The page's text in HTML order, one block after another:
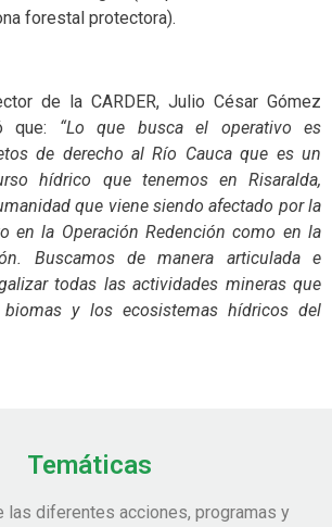
forestal protectora).
de la CARDER, Julio César Gómez
que: “Lo que busca el operativo es
de derecho al Río Cauca que es un
hídrico que tenemos en Risaralda,
que viene siendo afectado por la
en la Operación Redención como en la
Buscamos de manera articulada e
todas las actividades mineras que
y los ecosistemas hídricos del
Temáticas
las diferentes acciones, programas y